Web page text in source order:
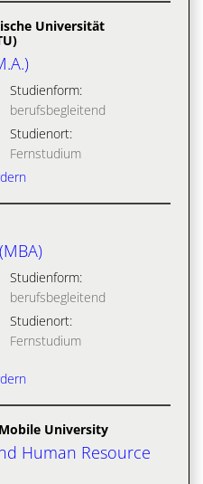
Universität
Studienform:
berufsbegleitend
Studienort:
Fernstudium
Studienform:
berufsbegleitend
Studienort:
Fernstudium
University
Human Resource